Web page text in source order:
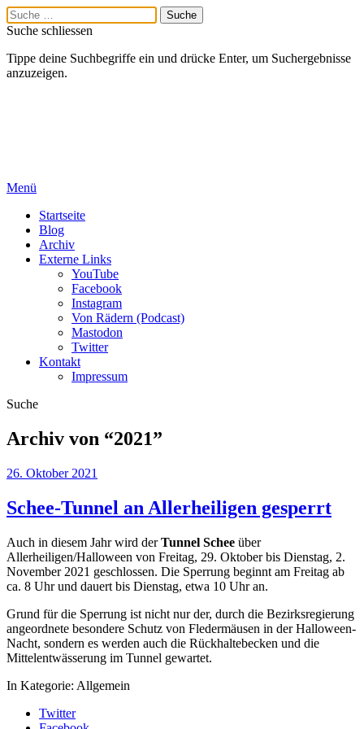
Suche schliessen
Tippe deine Suchbegriffe ein und drücke Enter, um Suchergebnisse
anzuzeigen.
Menü
Startseite
Blog
Archiv
Externe Links
YouTube
Facebook
Instagram
Von Rädern (Podcast)
Mastodon
Twitter
Kontakt
Impressum
Suche
Archiv von “2021”
26. Oktober 2021
Schee-Tunnel an Allerheiligen gesperrt
Auch in diesem Jahr wird derTunnel Schee über
Allerheiligen/Halloween von Freitag, 29. Oktober bis Dienstag, 2.
November 2021 geschlossen. Die Sperrung beginnt am Freitag ab
ca. 8 Uhr und dauert bis Dienstag, etwa 10 Uhr an.
Grund für die Sperrung ist nicht nur der, durch die Bezirksregierung
angeordnete besondere Schutz von Fledermäusen in der Halloween-
Nacht, sondern es werden auch die Rückhaltebecken und die
Mittelentwässerung im Tunnel gewartet.
In Kategorie: Allgemein
Twitter